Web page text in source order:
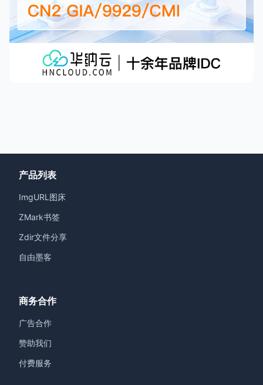
产品列表
ImgURL图床
ZMark书签
Zdir文件分享
自由墨客
商务合作
广告合作
赞助我们
付费服务